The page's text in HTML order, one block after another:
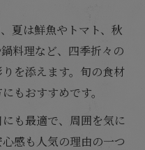
夏は鮮魚やトマト、秋
料理など、四季折々の
を添えます。旬の食材
もおすすめです。
も最適で、周囲を気に
感も人気の理由の一つ